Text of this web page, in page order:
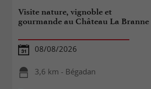
Visite nature, vignoble et
gourmande au Château La Branne
08/08/2026
3,6 km - Bégadan